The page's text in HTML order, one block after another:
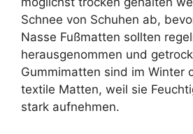
Schnee von Schuhen ab,
Nasse Fußmatten sollten
herausgenommen und
Gummimatten sind im Winter
textile Matten, weil sie
stark aufnehmen.